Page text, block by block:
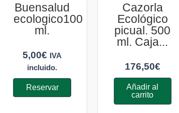
Buensalud
ecologico100
ml.
5,00€ IVA
incluido.
Reservar
Cazorla
Ecológico
picual. 500
ml. Caja...
176,50€
Añadir al
carrito